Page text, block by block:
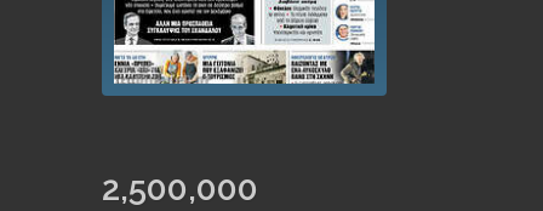
2,500,000